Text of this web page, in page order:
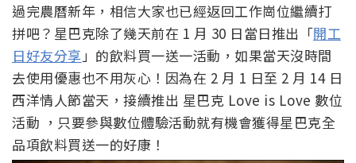
過完農曆新年，相信大家也已經返回工作崗位繼續打
拼吧？星巴克除了幾天前在 1 月 30 日當日推出「開工
日好友分享」的飲料買一送一活動，如果當天沒時間
去使用優惠也不用灰心！因為在 2 月 1 日至 2 月 14 日
西洋情人節當天，接續推出 星巴克 Love is Love 數位
活動 ，只要參與數位體驗活動就有機會獲得星巴克全
品項飲料買送一的好康！